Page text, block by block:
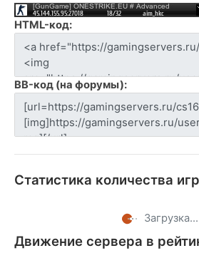
HTML-код:
BB-код (на форумы):
Статистика количества
Загрузка...
Движение сервера в